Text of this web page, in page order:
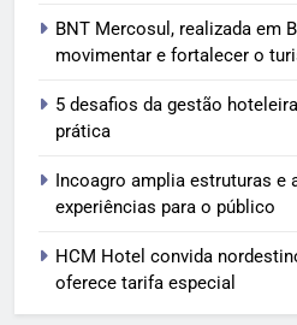
BNT Mercosul, realizada em
movimentar e fortalecer o
5 desafios da gestão
prática
Incoagro amplia estruturas e
experiências para o público
HCM Hotel convida
oferece tarifa especial